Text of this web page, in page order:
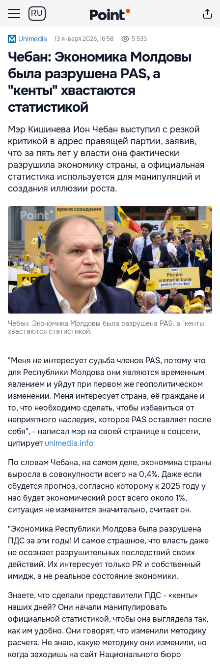
RU
Unimedia 13 января 2026, 16:58 5 533
Чебан: Экономика Молдовы
была разрушена PAS, а
"кенты" хвастаются
статистикой
Мэр Кишинева Ион Чебан выступил с резкой
критикой в адрес правящей партии, заявив,
что за пять лет у власти она фактически
разрушила экономику страны, а официальная
статистика используется для манипуляций и
создания иллюзии роста.
Чебан: Экономика Молдовы была разрушена PAS, а "кенты"
хвастаются статистикой.
"Меня не интересует судьба членов PAS, потому что
для Республики Молдова они являются временным
явлением и уйдут при первом же геополитическом
изменении. Меня интересует страна, её граждане и
то, что необходимо сделать, чтобы избавиться от
неприятного наследия, которое PAS оставляет после
себя", - написал мэр на своей странице в соцсети,
цитируетunimedia.info
По словам Чебана, на самом деле, экономика страны
выросла в совокупности всего на 0,4%. Даже если
сбудется прогноз, согласно которому к 2025 году у
нас будет экономический рост всего около 1%,
ситуация не изменится значительно, считает он.
"Экономика Республики Молдова была разрушена
ПДС за эти годы! И самое страшное, что власть даже
не осознает разрушительных последствий своих
действий. Их интересует только PR и собственный
имидж, а не реальное состояние экономики.
Знаете, что сделали представители ПДС - «кенты»
наших дней? Они начали манипулировать
официальной статистикой, чтобы она выглядела так,
как им удобно. Они говорят, что изменили методику
расчета. Не знаю, какую методику они изменили, но
когда заходишь на сайт Национального бюро